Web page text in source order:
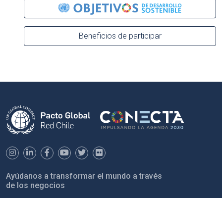
Beneficios de participar
Ayúdanos a transformar el mundo a través
de los negocios